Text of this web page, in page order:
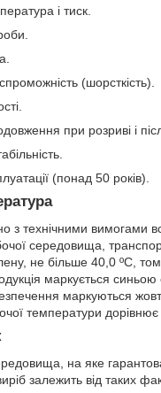
і тиск.
(шорсткість).
при розриві і
(понад 50 років).
з технічними вимогами
середовища,
не більше 40,0 ºС,
маркується
маркуються
температури дорівнює
на яке
залежить від таких